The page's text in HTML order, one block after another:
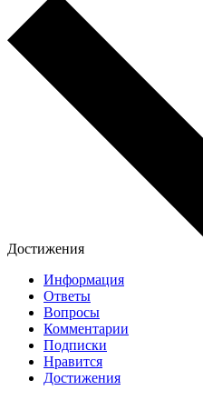
Достижения
Информация
Ответы
Вопросы
Комментарии
Подписки
Нравится
Достижения